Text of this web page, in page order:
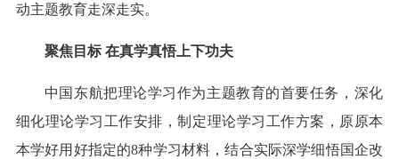
动主题教育走深走实。
聚焦目标 在真学真悟上下功夫
中国东航把理论学习作为主题教育的首要任务，深化
细化理论学习工作安排，制定理论学习工作方案，原原本
本学好用好指定的8种学习材料，结合实际深学细悟国企改